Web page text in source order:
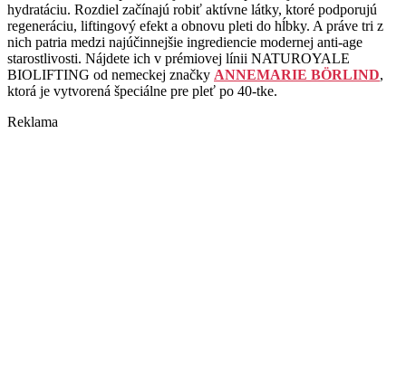
hydratáciu. Rozdiel začínajú robiť aktívne látky, ktoré podporujú
regeneráciu, liftingový efekt a obnovu pleti do hĺbky. A práve tri z
nich patria medzi najúčinnejšie ingrediencie modernej anti-age
starostlivosti. Nájdete ich v prémiovej línii NATUROYALE
BIOLIFTING od nemeckej značky ANNEMARIE BÖRLIND,
ktorá je vytvorená špeciálne pre pleť po 40-tke.
Reklama